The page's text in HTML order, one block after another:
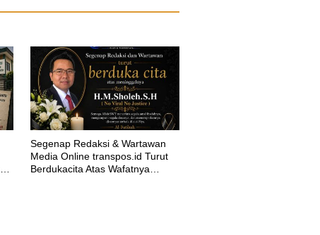
Segenap Redaksi & Wartawan
Media Online transpos.id Turut
Berdukacita Atas Wafatnya